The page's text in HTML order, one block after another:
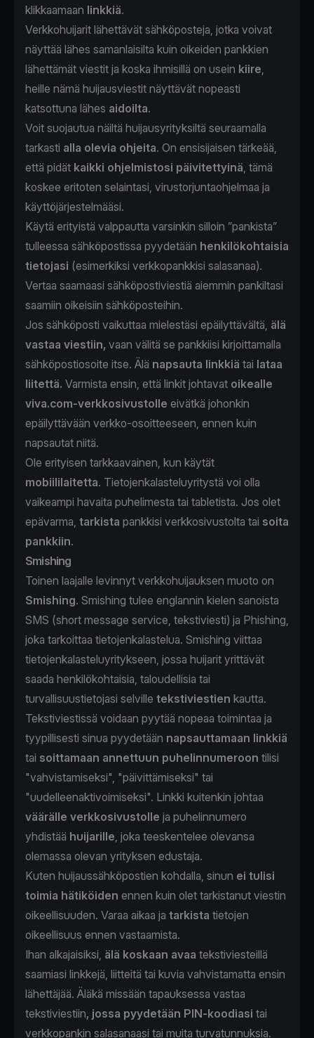
klikkaamaan linkkiä.
Verkkohuijarit lähettävät sähköposteja, jotka voivat
näyttää lähes samanlaisilta kuin oikeiden pankkien
lähettämät viestit ja koska ihmisillä on usein kiire,
heille nämä huijausviestit näyttävät nopeasti
katsottuna lähes aidoilta.
Voit suojautua näiltä huijausyrityksiltä seuraamalla
tarkasti alla olevia ohjeita. On ensisijaisen tärkeää,
että pidät kaikki ohjelmistosi päivitettyinä, tämä
koskee eritoten selaintasi, virustorjuntaohjelmaa ja
käyttöjärjestelmääsi.
Käytä erityistä valppautta varsinkin silloin ”pankista”
tulleessa sähköpostissa pyydetään henkilökohtaisia
tietojasi (esimerkiksi verkkopankkisi salasanaa).
Vertaa saamaasi sähköpostiviestiä aiemmin pankiltasi
saamiin oikeisiin sähköposteihin.
Jos sähköposti vaikuttaa mielestäsi epäilyttävältä, älä
vastaa viestiin, vaan välitä se pankkiisi kirjoittamalla
sähköpostiosoite itse. Älä napsauta linkkiä tai lataa
liitettä. Varmista ensin, että linkit johtavat oikealle
viva.com-verkkosivustolle eivätkä johonkin
epäilyttävään verkko-osoitteeseen, ennen kuin
napsautat niitä.
Ole erityisen tarkkaavainen, kun käytät
mobiililaitetta. Tietojenkalasteluyritystä voi olla
vaikeampi havaita puhelimesta tai tabletista. Jos olet
epävarma, tarkista pankkisi verkkosivustolta tai soita
pankkiin.
Smishing
Toinen laajalle levinnyt verkkohuijauksen muoto on
Smishing. Smishing tulee englannin kielen sanoista
SMS (short message service, tekstiviesti) ja Phishing,
joka tarkoittaa tietojenkalastelua. Smishing viittaa
tietojenkalasteluyritykseen, jossa huijarit yrittävät
saada henkilökohtaisia, taloudellisia tai
turvallisuustietojasi selville tekstiviestien kautta.
Tekstiviestissä voidaan pyytää nopeaa toimintaa ja
tyypillisesti sinua pyydetään napsauttamaan linkkiä
tai soittamaan annettuun puhelinnumeroon tilisi
"vahvistamiseksi", "päivittämiseksi" tai
"uudelleenaktivoimiseksi". Linkki kuitenkin johtaa
väärälle verkkosivustolle ja puhelinnumero
yhdistää huijarille, joka teeskentelee olevansa
olemassa olevan yrityksen edustaja.
Kuten huijaussähköpostien kohdalla, sinun ei tulisi
toimia hätiköiden ennen kuin olet tarkistanut viestin
oikeellisuuden. Varaa aikaa ja tarkista tietojen
oikeellisuus ennen vastaamista.
Ihan alkajaisiksi, älä koskaan avaa tekstiviesteillä
saamiasi linkkejä, liitteitä tai kuvia vahvistamatta ensin
lähettäjää. Äläkä missään tapauksessa vastaa
tekstiviestiin, jossa pyydetään PIN-koodiasi tai
verkkopankin salasanaasi tai muita turvatunnuksia.